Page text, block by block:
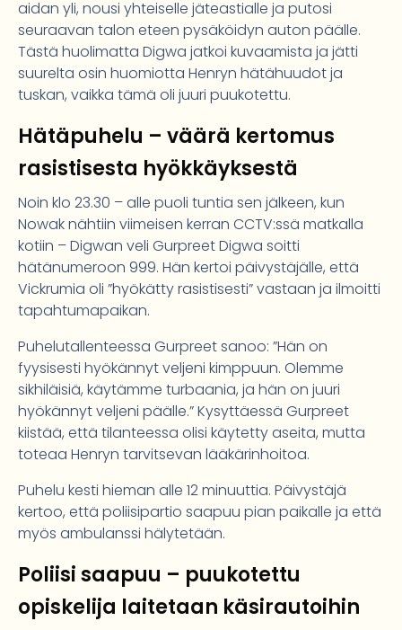
aidan yli, nousi yhteiselle jäteastialle ja putosi
seuraavan talon eteen pysäköidyn auton päälle.
Tästä huolimatta Digwa jatkoi kuvaamista ja jätti
suurelta osin huomiotta Henryn hätähuudot ja
tuskan, vaikka tämä oli juuri puukotettu.
Hätäpuhelu – väärä kertomus
rasistisesta hyökkäyksestä
Noin klo 23.30 – alle puoli tuntia sen jälkeen, kun
Nowak nähtiin viimeisen kerran CCTV:ssä matkalla
kotiin – Digwan veli Gurpreet Digwa soitti
hätänumeroon 999. Hän kertoi päivystäjälle, että
Vickrumia oli ”hyökätty rasistisesti” vastaan ja ilmoitti
tapahtumapaikan.
Puhelutallenteessa Gurpreet sanoo: ”Hän on
fyysisesti hyökännyt veljeni kimppuun. Olemme
sikhiläisiä, käytämme turbaania, ja hän on juuri
hyökännyt veljeni päälle.” Kysyttäessä Gurpreet
kiistää, että tilanteessa olisi käytetty aseita, mutta
toteaa Henryn tarvitsevan lääkärinhoitoa.
Puhelu kesti hieman alle 12 minuuttia. Päivystäjä
kertoo, että poliisipartio saapuu pian paikalle ja että
myös ambulanssi hälytetään.
Poliisi saapuu – puukotettu
opiskelija laitetaan käsirautoihin